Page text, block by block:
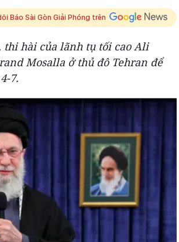
Báo Sài Gòn Giải Phóng trên
thi hài của lãnh tụ tối cao Ali
Mosalla ở thủ đô Tehran để
7.